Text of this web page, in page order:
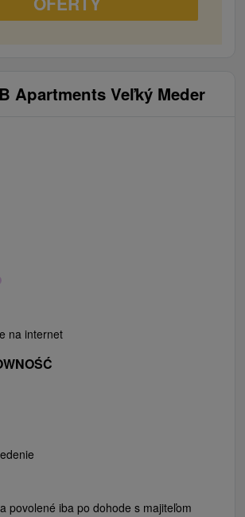
turistické destinácie a ubytovanie
Apartments Veľký Meder
na internet
povolené iba po dohode s majiteľom